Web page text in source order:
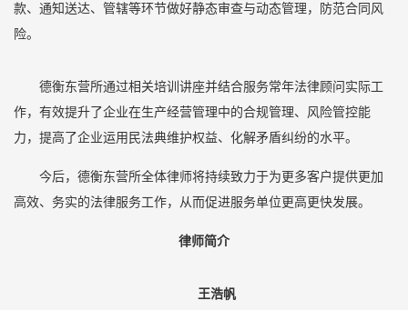
款、通知送达、管辖等环节做好静态审查与动态管理，防范合同风
险。
德衡东营所通过相关培训讲座并结合服务常年法律顾问实际工
作，有效提升了企业在生产经营管理中的合规管理、风险管控能
力，提高了企业运用民法典维护权益、化解矛盾纠纷的水平。
今后，德衡东营所全体律师将持续致力于为更多客户提供更加
高效、务实的法律服务工作，从而促进服务单位更高更快发展。
律师简介
王浩帆